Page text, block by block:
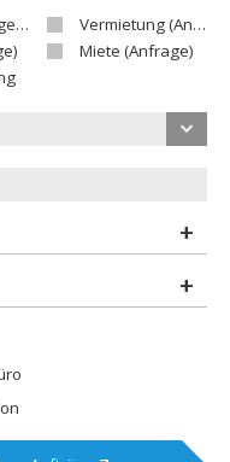
Vermietung (Angebot)
Miete (Anfrage)